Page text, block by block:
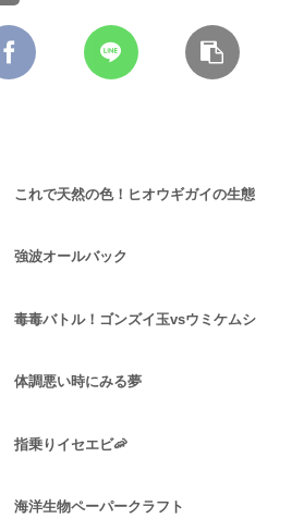
これで天然の色！ヒオウギガイの生態
強波オールバック
毒毒バトル！ゴンズイ玉vsウミケムシ
体調悪い時にみる夢
指乗りイセエビ🦐
海洋生物ペーパークラフト